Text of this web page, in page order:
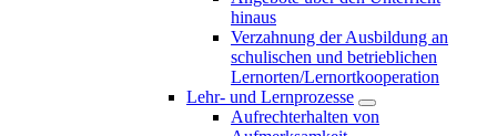
hinaus
Verzahnung der Ausbildung an
schulischen und betrieblichen
Lernorten/Lernortkooperation
Lehr- und Lernprozesse
Aufrechterhalten von